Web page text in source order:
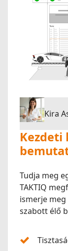
Kira
Kezdeti
Tudja meg
TAKTIQ
ismerje
szabott élő